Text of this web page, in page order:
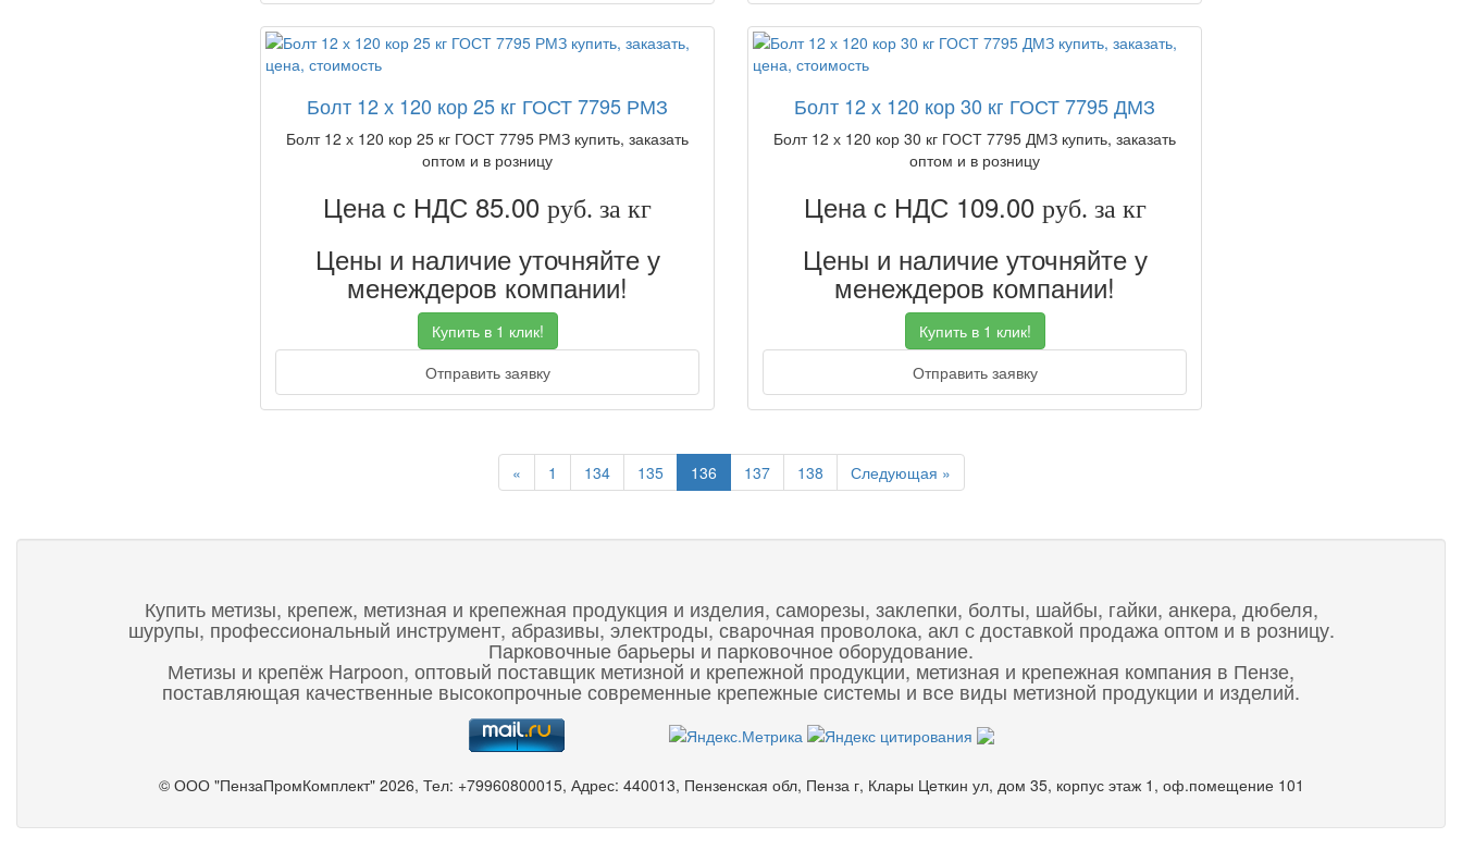
Болт 12 х 120 кор 25 кг ГОСТ 7795 РМЗ
Болт 12 х 120 кор 25 кг ГОСТ 7795 РМЗ купить, заказать
оптом и в розницу
Цена с НДС 85.00 руб. за кг
Цены и наличие уточняйте у
менеждеров компании!
Купить в 1 клик!
Отправить заявку
Болт 12 х 120 кор 30 кг ГОСТ 7795 ДМЗ
Болт 12 х 120 кор 30 кг ГОСТ 7795 ДМЗ купить, заказать
оптом и в розницу
Цена с НДС 109.00 руб. за кг
Цены и наличие уточняйте у
менеждеров компании!
Купить в 1 клик!
Отправить заявку
«Previous
1 134 135 136 137 138 Следующая »Next
Купить метизы, крепеж, метизная и крепежная продукция и изделия, саморезы, заклепки, болты, шайбы, гайки, анкера, дюбеля,
шурупы, профессиональный инструмент, абразивы, электроды, сварочная проволока, акл с доставкой продажа оптом и в розницу.
Парковочные барьеры и парковочное оборудование.
Метизы и крепёж Harpoon, оптовый поставщик метизной и крепежной продукции, метизная и крепежная компания в Пензе,
поставляющая качественные высокопрочные современные крепежные системы и все виды метизной продукции и изделий.
© ООО "ПензаПромКомплект"2026, Тел: +79960800015, Адрес: 440013, Пензенская обл, Пенза г, Клары Цеткин ул, дом 35, корпус этаж 1, оф.помещение 101